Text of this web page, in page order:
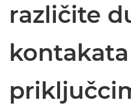
različite
kontakata